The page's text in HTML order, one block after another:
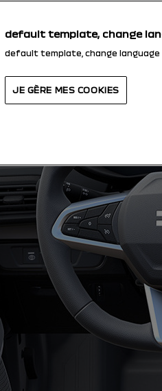
default template, change
default template, change language
JE GÈRE MES COOKIES